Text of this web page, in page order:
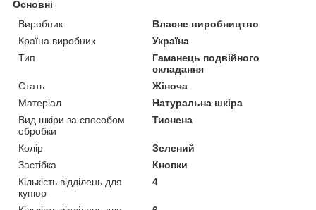
Основні
Виробник
Власне виробництво
Країна виробник
Україна
Тип
Гаманець подвійного
складання
Стать
Жіноча
Матеріал
Натуральна шкіра
Вид шкіри за способом
обробки
Тиснена
Колір
Зелений
Застібка
Кнопки
Кількість відділень для
купюр
4